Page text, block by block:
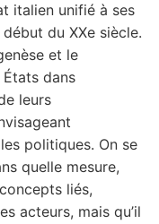
italien unifié à ses
du XXe siècle.
et le
dans
leurs
politiques. On se
quelle mesure,
liés,
acteurs, mais qu’il